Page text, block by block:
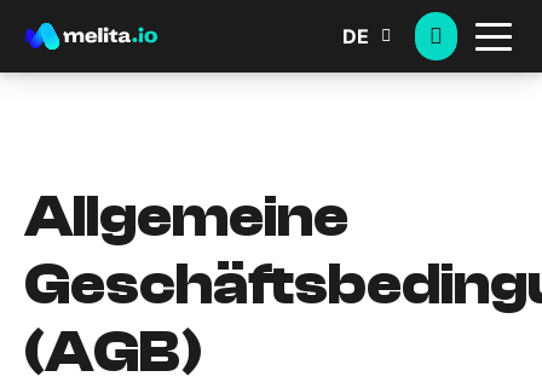
DE
Allgemeine
(AGB)